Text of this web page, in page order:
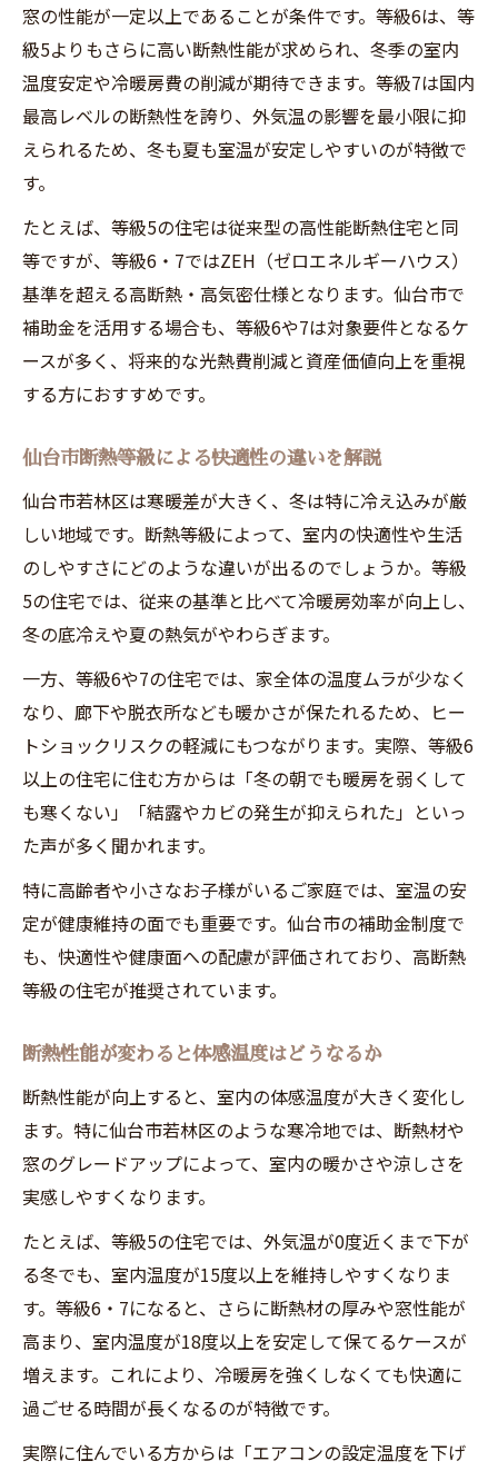
窓の性能が一定以上であることが条件です。等級6は、等
級5よりもさらに高い断熱性能が求められ、冬季の室内
温度安定や冷暖房費の削減が期待できます。等級7は国内
最高レベルの断熱性を誇り、外気温の影響を最小限に抑
えられるため、冬も夏も室温が安定しやすいのが特徴で
す。
たとえば、等級5の住宅は従来型の高性能断熱住宅と同
等ですが、等級6・7ではZEH（ゼロエネルギーハウス）
基準を超える高断熱・高気密仕様となります。仙台市で
補助金を活用する場合も、等級6や7は対象要件となるケ
ースが多く、将来的な光熱費削減と資産価値向上を重視
する方におすすめです。
仙台市断熱等級による快適性の違いを解説
仙台市若林区は寒暖差が大きく、冬は特に冷え込みが厳
しい地域です。断熱等級によって、室内の快適性や生活
のしやすさにどのような違いが出るのでしょうか。等級
5の住宅では、従来の基準と比べて冷暖房効率が向上し、
冬の底冷えや夏の熱気がやわらぎます。
一方、等級6や7の住宅では、家全体の温度ムラが少なく
なり、廊下や脱衣所なども暖かさが保たれるため、ヒー
トショックリスクの軽減にもつながります。実際、等級6
以上の住宅に住む方からは「冬の朝でも暖房を弱くして
も寒くない」「結露やカビの発生が抑えられた」といっ
た声が多く聞かれます。
特に高齢者や小さなお子様がいるご家庭では、室温の安
定が健康維持の面でも重要です。仙台市の補助金制度で
も、快適性や健康面への配慮が評価されており、高断熱
等級の住宅が推奨されています。
断熱性能が変わると体感温度はどうなるか
断熱性能が向上すると、室内の体感温度が大きく変化し
ます。特に仙台市若林区のような寒冷地では、断熱材や
窓のグレードアップによって、室内の暖かさや涼しさを
実感しやすくなります。
たとえば、等級5の住宅では、外気温が0度近くまで下が
る冬でも、室内温度が15度以上を維持しやすくなりま
す。等級6・7になると、さらに断熱材の厚みや窓性能が
高まり、室内温度が18度以上を安定して保てるケースが
増えます。これにより、冷暖房を強くしなくても快適に
過ごせる時間が長くなるのが特徴です。
実際に住んでいる方からは「エアコンの設定温度を下げ